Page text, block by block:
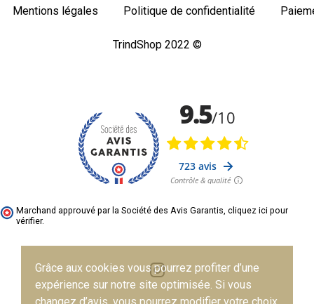
Grâce aux cookies vous pourrez profiter d’une
expérience sur notre site optimisée. Si vous
Mentions légales Politique de confidentialité
TrindShop 2022 ©
Marchand approuvé par la Société des Avis Garantis, cliquez ici pour
vérifier.